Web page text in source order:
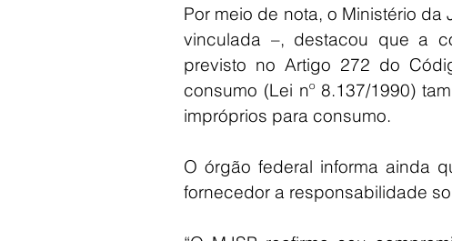
Por meio de nota, o Ministério
vinculada –, destacou que a
previsto no Artigo 272 do
consumo (Lei nº 8.137/1990)
impróprios para consumo.
O órgão federal informa ainda
fornecedor a responsabilidade